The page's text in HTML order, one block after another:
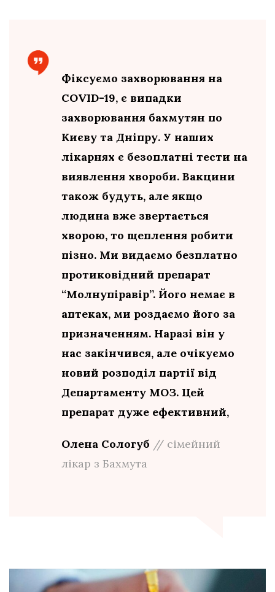
Фіксуємо захворювання на
COVID-19, є випадки
захворювання бахмутян по
Києву та Дніпру. У наших
лікарнях є безоплатні тести на
виявлення хвороби. Вакцини
також будуть, але якщо
людина вже звертається
хворою, то щеплення робити
пізно. Ми видаємо безплатно
протиковідний препарат
“Молнупіравір”. Його немає в
аптеках, ми роздаємо його за
призначенням. Наразі він у
нас закінчився, але очікуємо
новий розподіл партії від
Департаменту МОЗ. Цей
препарат дуже ефективний,
Олена Сологуб // сімейний
лікар з Бахмута